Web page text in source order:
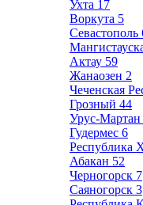
Ухта 17
Воркута 5
Севастополь
Актау 59
Жанаозен 2
Чеченская
Грозный 44
Урус-Мартан
Гудермес 6
Республика
Абакан 52
Черногорск 7
Саяногорск 3